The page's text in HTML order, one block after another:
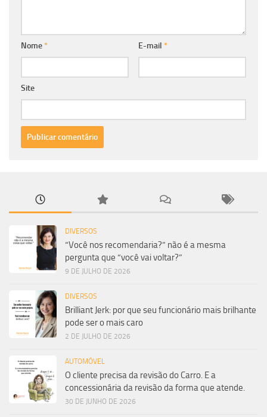
Nome* E-mail *
Site
DIVERSOS
“Você nos recomendaria?” não é a mesma
pergunta que “você vai voltar?”
9 DE JULHO DE 2026
DIVERSOS
Brilliant Jerk: por que seu funcionário mais brilhante
pode ser o mais caro
2 DE JULHO DE 2026
AUTOMÓVEL
O cliente precisa da revisão do Carro. E a
concessionária da revisão da forma que atende.
30 DE JUNHO DE 2026